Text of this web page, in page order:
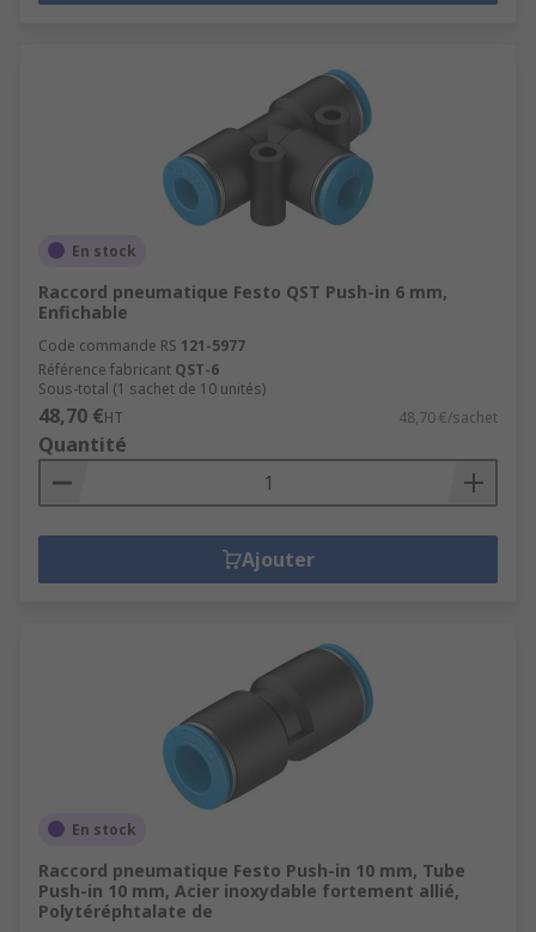
En stock
Raccord pneumatique Festo QST Push-in 6 mm,
Enfichable
Code commande RS 121-5977
Référence fabricant QST-6
Sous-total (1 sachet de 10 unités)
48,70 €HT 48,70 €/sachet
Quantité
Ajouter
En stock
Raccord pneumatique Festo Push-in 10 mm, Tube
Push-in 10 mm, Acier inoxydable fortement allié,
Polytéréphtalate de